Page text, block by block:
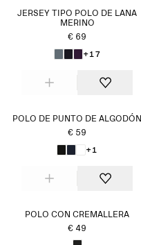
JERSEY TIPO POLO DE LANA
MERINO
€ 69
+17
POLO DE PUNTO DE ALGODÓN
€ 59
+1
POLO CON CREMALLERA
€ 49